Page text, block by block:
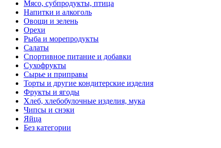
Мясо, субпродукты, птица
Напитки и алкоголь
Овощи и зелень
Орехи
Рыба и морепродукты
Салаты
Спортивное питание и добавки
Сухофрукты
Сырье и приправы
Торты и другие кондитерские изделия
Фрукты и ягоды
Хлеб, хлебобулочные изделия, мука
Чипсы и снэки
Яйца
Без категории